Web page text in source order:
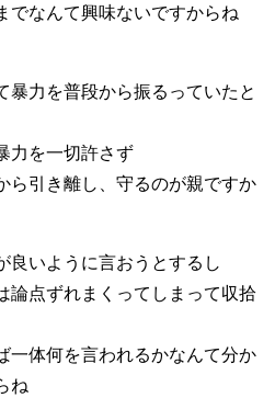
でなんて興味ないですからね
暴力を普段から振るっていたと
力を一切許さず
ら引き離し、守るのが親ですか
良いように言おうとするし
論点ずれまくってしまって収拾
一体何を言われるかなんて分か
ね